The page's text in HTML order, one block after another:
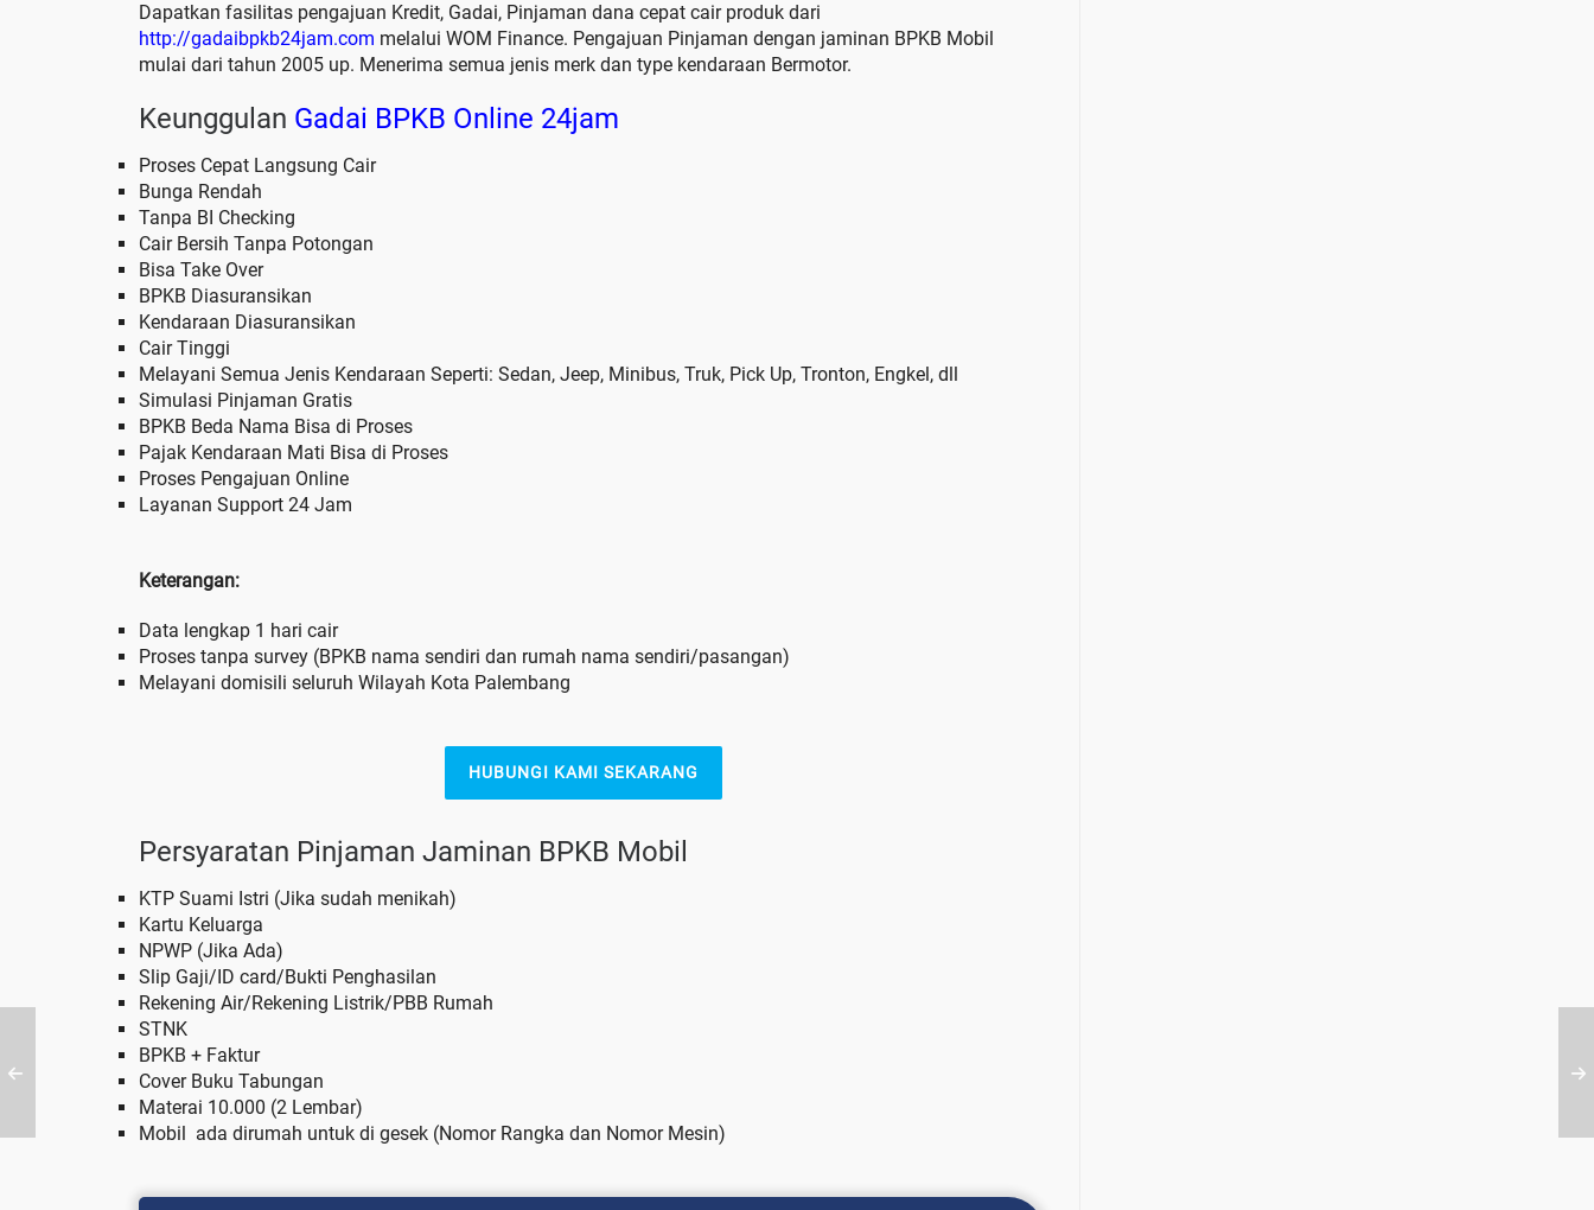
Dapatkan fasilitas pengajuan Kredit, Gadai, Pinjaman dana cepat cair produk dari
http://gadaibpkb24jam.com melalui WOM Finance. Pengajuan Pinjaman dengan jaminan BPKB Mobil
mulai dari tahun 2005 up. Menerima semua jenis merk dan type kendaraan Bermotor.
Keunggulan Gadai BPKB Online 24jam
Proses Cepat Langsung Cair
Bunga Rendah
Tanpa BI Checking
Cair Bersih Tanpa Potongan
Bisa Take Over
BPKB Diasuransikan
Kendaraan Diasuransikan
Cair Tinggi
Melayani Semua Jenis Kendaraan Seperti: Sedan, Jeep, Minibus, Truk, Pick Up, Tronton, Engkel, dll
Simulasi Pinjaman Gratis
BPKB Beda Nama Bisa di Proses
Pajak Kendaraan Mati Bisa di Proses
Proses Pengajuan Online
Layanan Support 24 Jam
Keterangan:
Data lengkap 1 hari cair
Proses tanpa survey (BPKB nama sendiri dan rumah nama sendiri/pasangan)
Melayani domisili seluruh Wilayah Kota Palembang
HUBUNGI KAMI SEKARANG
Persyaratan Pinjaman Jaminan BPKB Mobil
KTP Suami Istri (Jika sudah menikah)
Kartu Keluarga
NPWP (Jika Ada)
Slip Gaji/ID card/Bukti Penghasilan
Rekening Air/Rekening Listrik/PBB Rumah
STNK
BPKB + Faktur
Cover Buku Tabungan
Materai 10.000 (2 Lembar)
Mobil ada dirumah untuk di gesek (Nomor Rangka dan Nomor Mesin)